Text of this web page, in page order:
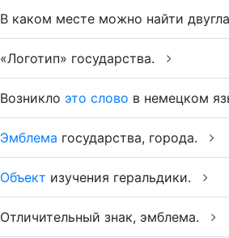
В каком месте можно найти
«Логотип» государства.
Возникло это слово в немецком
Эмблема государства, города.
Объект изучения геральдики.
Отличительный знак, эмблема.